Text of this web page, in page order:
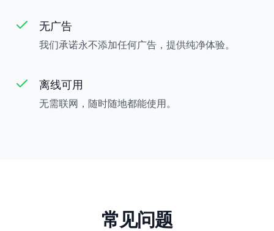
无广告
我们承诺永不添加任何广告，提供纯净体验。
离线可用
无需联网，随时随地都能使用。
常见问题